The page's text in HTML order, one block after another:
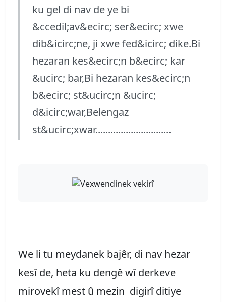
ku gel di nav de ye bi
&ccedil;av&ecirc; ser&ecirc; xwe
dib&icirc;ne, ji xwe fed&icirc; dike.Bi
hezaran kes&ecirc;n b&ecirc; kar
&ucirc; bar,Bi hezaran kes&ecirc;n
b&ecirc; st&ucirc;n &ucirc;
d&icirc;war,Belengaz
st&ucirc;xwar..............................
We li tu meydanek bajêr, di nav hezar
kesî de, heta ku dengê wî derkeve
mirovekî mest û mezin digirî ditiye